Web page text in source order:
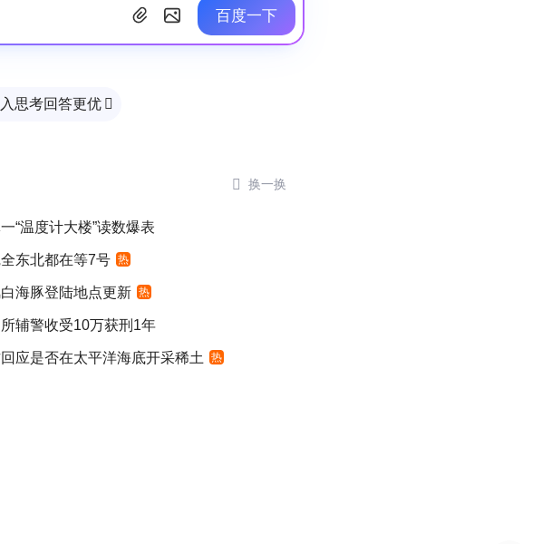
百度一下
思考回答更优 
 换一换
“温度计大楼”读数爆表
东北都在等7号 热
海豚登陆地点更新 热
辅警收受10万获刑1年
应是否在太平洋海底开采稀土 热